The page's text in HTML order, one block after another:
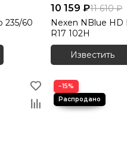
235/60
10 159 ₽11 610 ₽
Nexen NBlue HD
R17 102H
Известить
−15%